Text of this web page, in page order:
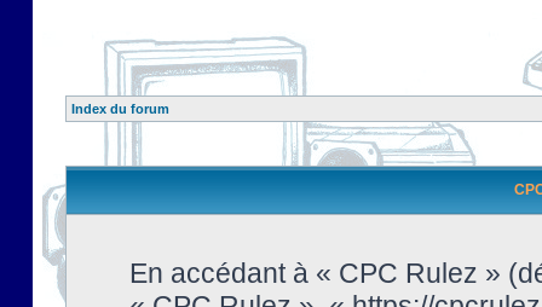
Index du forum
En accédant à « CPC Rulez »